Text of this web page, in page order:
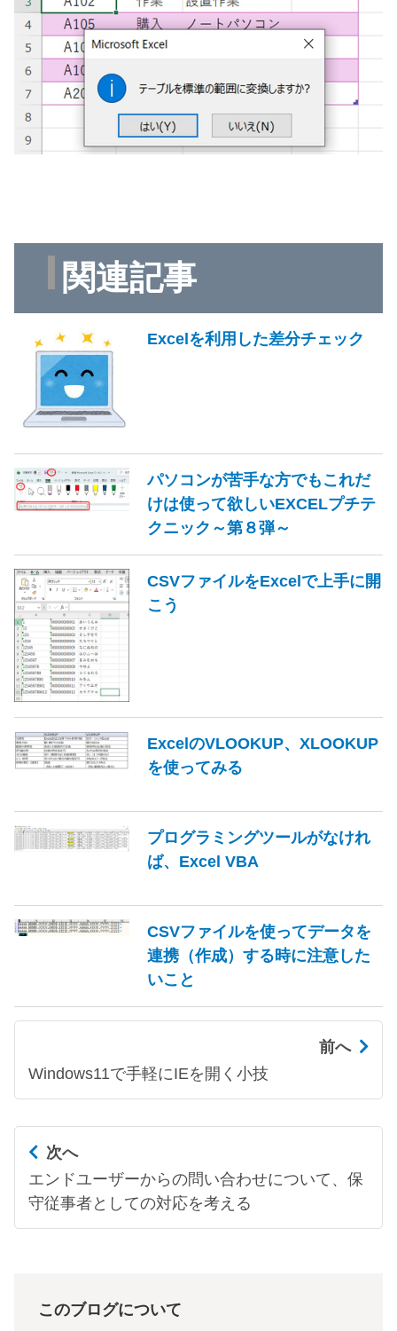
関連記事
Excelを利用した差分チェック
パソコンが苦手な方でもこれだ
けは使って欲しいEXCELプチテ
クニック～第８弾～
CSVファイルをExcelで上手に開
こう
ExcelのVLOOKUP、XLOOKUP
を使ってみる
プログラミングツールがなけれ
ば、Excel VBA
CSVファイルを使ってデータを
連携（作成）する時に注意した
いこと
前へ
Windows11で手軽にIEを開く小技
次へ
エンドユーザーからの問い合わせについて、保
守従事者としての対応を考える
このブログについて